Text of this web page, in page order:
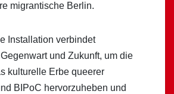
migrantische Berlin.
Installation verbindet
und Zukunft, um die
kulturelle Erbe queerer
BIPoC hervorzuheben und